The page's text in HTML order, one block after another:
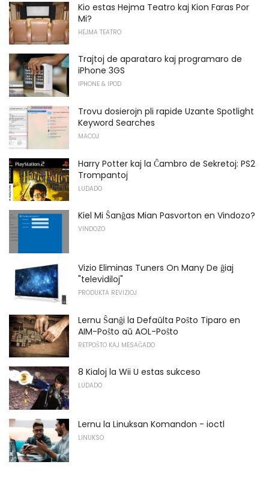
Kio estas Hejma Teatro kaj Kion Faras Por
Mi?
HEJMA TEATRO
Trajtoj de aparataro kaj programaro de
iPhone 3GS
IPHONE & IPOD
Trovu dosierojn pli rapide Uzante Spotlight
Keyword Searches
MACOJ
Harry Potter kaj la Ĉambro de Sekretoj: PS2
Trompantoj
LUDADO
Kiel Mi Ŝanĝas Mian Pasvorton en Vindozo?
VINDOZO
Vizio Eliminas Tuners On Many De ĝiaj
"televidiloj"
PRODUKTA REVIZIOJ
Lernu Ŝanĝi la Defaŭlta Poŝto Tiparo en
AIM-Poŝto aŭ AOL-Poŝto
RETPOŜTO KAJ MESAĜADO
8 Kialoj la Wii U estas sukceso
LUDADO
Lernu la Linuksan Komandon - ioctl
LINUKSO